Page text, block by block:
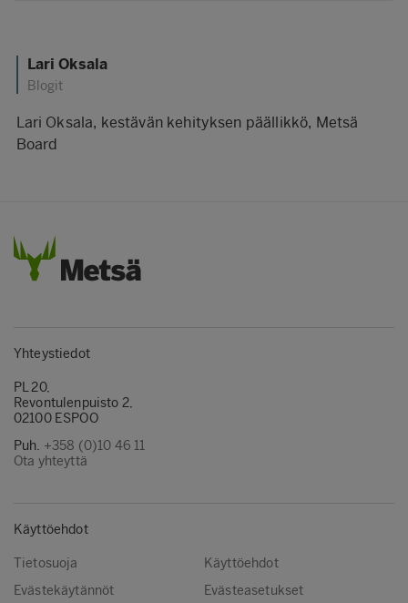
Lari Oksala
Blogit
Lari Oksala, kestävän kehityksen päällikkö, Metsä
Board
Yhteystiedot
PL 20,
Revontulenpuisto 2,
02100 ESPOO
Puh. +358 (0)10 46 11
Ota yhteyttä
Käyttöehdot
Tietosuoja
Käyttöehdot
Evästekäytännöt
Evästeasetukset